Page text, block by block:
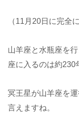
（11月20日に完全
山羊座と水瓶座を
座に入るのは約230
冥王星が山羊座を
言えますね。